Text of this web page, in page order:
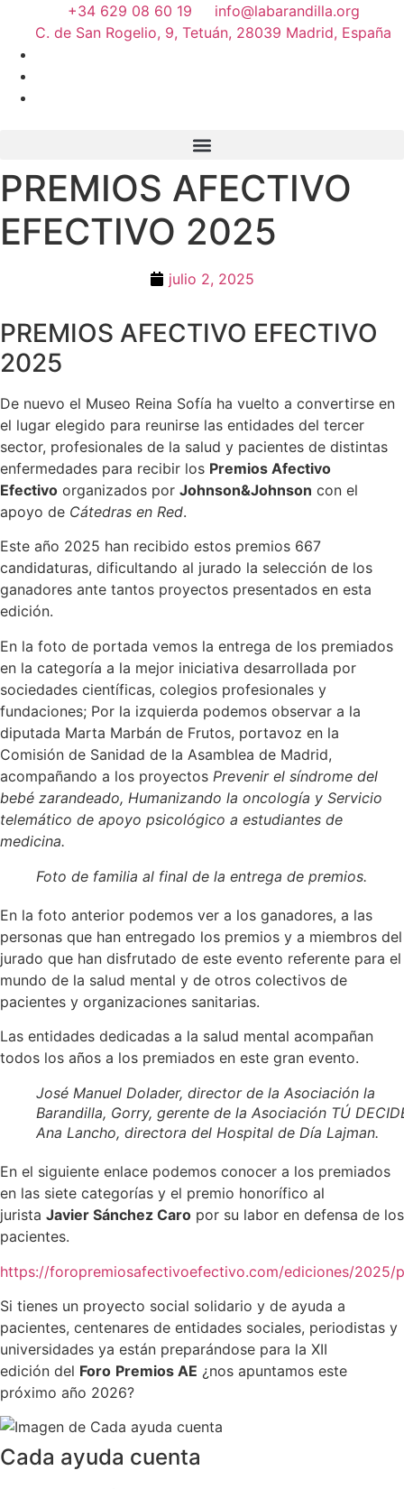
+34 629 08 60 19
info@labarandilla.org
C. de San Rogelio, 9, Tetuán, 28039 Madrid, España
PREMIOS AFECTIVO
EFECTIVO 2025
julio 2, 2025
PREMIOS AFECTIVO EFECTIVO
2025
De nuevo el Museo Reina Sofía ha vuelto a convertirse en
el lugar elegido para reunirse las entidades del tercer
sector, profesionales de la salud y pacientes de distintas
enfermedades para recibir los Premios Afectivo
Efectivo organizados por Johnson&Johnson con el
apoyo de Cátedras en Red.
Este año 2025 han recibido estos premios 667
candidaturas, dificultando al jurado la selección de los
ganadores ante tantos proyectos presentados en esta
edición.
En la foto de portada vemos la entrega de los premiados
en la categoría a la mejor iniciativa desarrollada por
sociedades científicas, colegios profesionales y
fundaciones; Por la izquierda podemos observar a la
diputada Marta Marbán de Frutos, portavoz en la
Comisión de Sanidad de la Asamblea de Madrid,
acompañando a los proyectos Prevenir el síndrome del
bebé zarandeado, Humanizando la oncología y Servicio
telemático de apoyo psicológico a estudiantes de
medicina.
Foto de familia al final de la entrega de premios.
En la foto anterior podemos ver a los ganadores, a las
personas que han entregado los premios y a miembros del
jurado que han disfrutado de este evento referente para el
mundo de la salud mental y de otros colectivos de
pacientes y organizaciones sanitarias.
Las entidades dedicadas a la salud mental acompañan
todos los años a los premiados en este gran evento.
José Manuel Dolader, director de la Asociación la
Barandilla, Gorry, gerente de la Asociación TÚ
Ana Lancho, directora del Hospital de Día Lajman.
En el siguiente enlace podemos conocer a los premiados
en las siete categorías y el premio honorífico al
jurista Javier Sánchez Caro por su labor en defensa de los
pacientes.
https://foropremiosafectivoefectivo.com/ediciones/2025/
Si tienes un proyecto social solidario y de ayuda a
pacientes, centenares de entidades sociales, periodistas y
universidades ya están preparándose para la XII
edición del Foro Premios AE ¿nos apuntamos este
próximo año 2026?
Cada ayuda cuenta